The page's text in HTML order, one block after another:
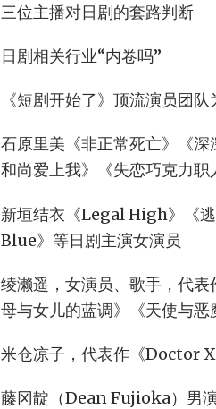
三位主播对日剧的套路判断
日剧相关行业“内卷吗”
《短剧开始了》顶流演员团
石原里美《非正常死亡》《
和尚爱上我》《失恋巧克力职
新垣结衣《Legal High》《
Blue》等日剧主演女演员
绫濑遥，女演员、歌手，代
母与女儿的蓝调》《天使与恶
米仓凉子，代表作《Doctor
藤冈靛（Dean Fujioka）男